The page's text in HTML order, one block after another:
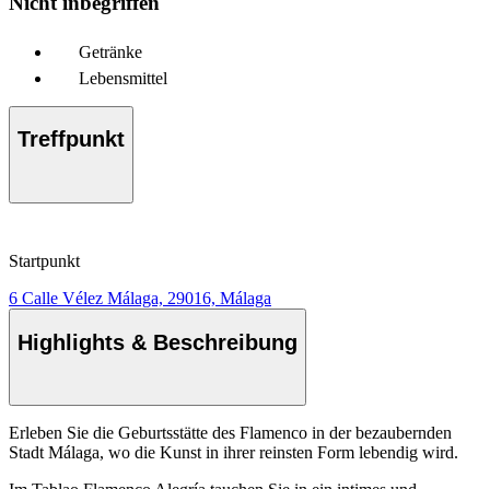
Getränke
Lebensmittel
Treffpunkt
Startpunkt
6 Calle Vélez Málaga, 29016, Málaga
Highlights & Beschreibung
Erleben Sie die Geburtsstätte des Flamenco in der bezaubernden
Stadt Málaga, wo die Kunst in ihrer reinsten Form lebendig wird.